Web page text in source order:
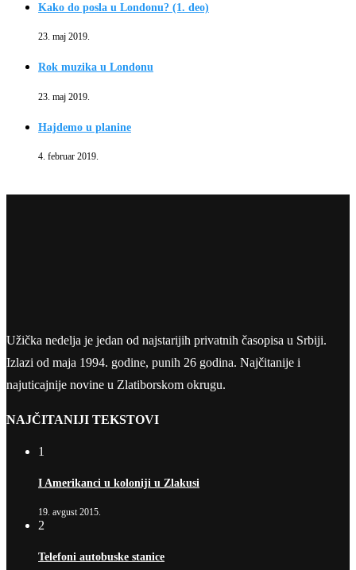
Kako do posla u Londonu? (1. deo)
23. maj 2019.
Rok muzika u Londonu
23. maj 2019.
Hajdemo u planine
4. februar 2019.
Užička nedelja je jedan od najstarijih privatnih časopisa u Srbiji.
Izlazi od maja 1994. godine, punih 26 godina. Najčitanije i
najuticajnije novine u Zlatiborskom okrugu.
NAJČITANIJI TEKSTOVI
1
I Amerikanci u koloniji u Zlakusi
19. avgust 2015.
2
Telefoni autobuske stanice